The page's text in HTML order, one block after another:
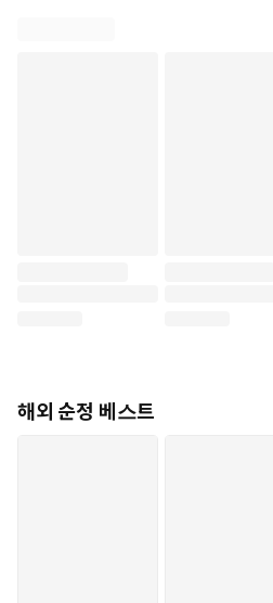
해외 순정 베스트